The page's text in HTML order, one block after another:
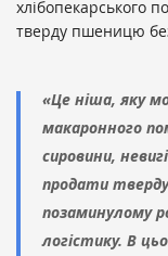
хлібопекарського
тверду пшеницю
«Це ніша, яку
макаронного
сировини,
продати
позаминулому
логістику. В